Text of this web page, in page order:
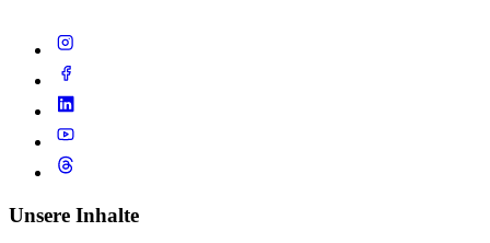
Unsere Inhalte